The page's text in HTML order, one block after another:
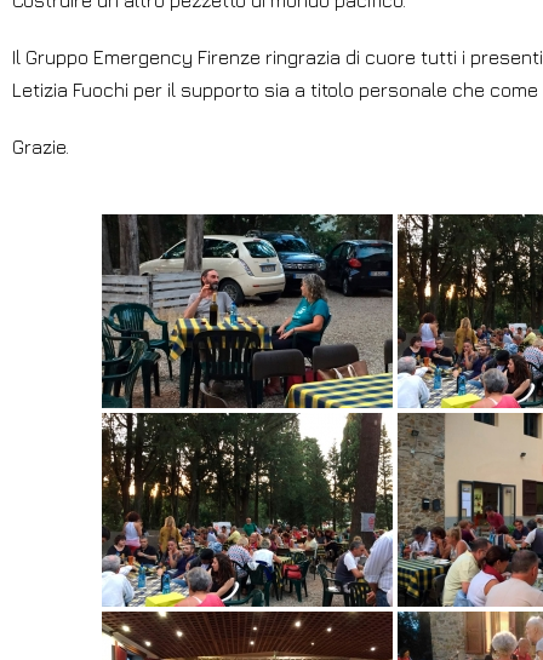
Il Gruppo Emergency Firenze ringrazia di cuore tutti i
Letizia Fuochi per il supporto sia a titolo personale che
Grazie.